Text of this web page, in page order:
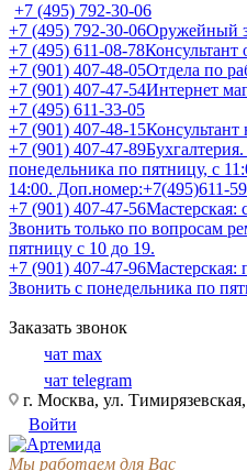
+7 (495) 792-30-06
+7 (495) 792-30-06Оружейный
+7 (495) 611-08-78Консультант
+7 (901) 407-48-05Отдела по
+7 (901) 407-47-54Интернет
+7 (495) 611-33-05
+7 (901) 407-48-15Консультант
+7 (901) 407-47-89
понедельника по пятницу, с
14:00. Доп.номер:+7(495)611-
+7 (901) 407-47-56Мастерская:
Звонить только по вопросам
пятницу с 10 до 19.
+7 (901) 407-47-96Мастерская:
Звонить с понедельника по
Заказать звонок
чат max
чат telegram
г. Москва, ул.
Войти
Мы работаем для Вас